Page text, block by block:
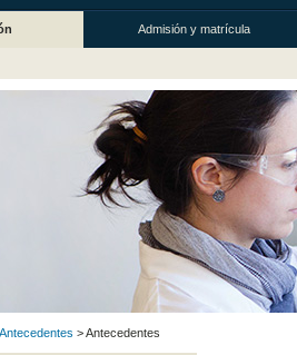
Admisión y matrícula
Antecedentes > Antecedentes